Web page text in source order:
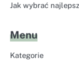
Jak wybrać
Menu
Kategorie